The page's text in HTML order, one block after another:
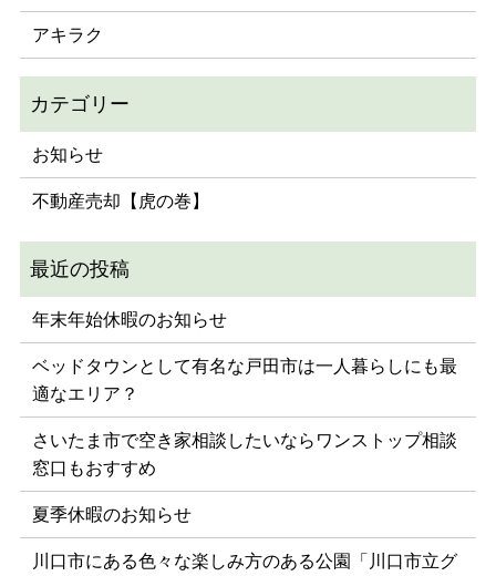
アキラク
お知らせ
不動産売却【虎の巻】
年末年始休暇のお知らせ
ベッドタウンとして有名な戸田市は一人暮らしにも最
適なエリア？
さいたま市で空き家相談したいならワンストップ相談
窓口もおすすめ
夏季休暇のお知らせ
川口市にある色々な楽しみ方のある公園「川口市立グ